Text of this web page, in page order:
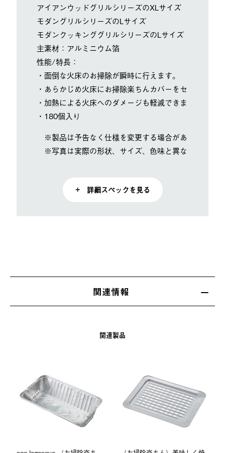
アイアンウッドグリルシリーズのXLサイズ
モダングリルシリーズのLサイズ
モダンクッキンググリルシリーズのLサイズ
主素材：アルミニウム箔
性能/特長：
・面倒な火床のお掃除が瞬時に行えます。
・あらかじめ火床にお掃除楽ちんカバーをセットす
・加熱による火床へのダメージも軽減できます。
・180個入り
※製品は予告なく仕様を変更する場合があります。
※写真は実際の形状、サイズ、色味と異なる場合が
+ 詳細スペックを見る
関連情報
関連製品